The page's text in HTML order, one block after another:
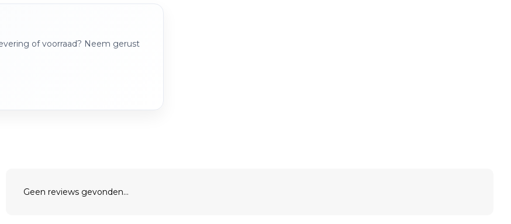
of voorraad? Neem gerust
Geen reviews gevonden...